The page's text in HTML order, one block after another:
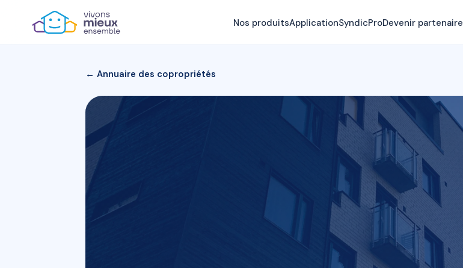
Nos produitsApplicationSyndicProDevenir partenaire
← Annuaire des copropriétés